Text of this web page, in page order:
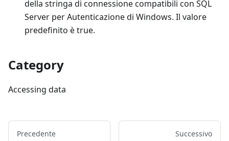
della stringa di connessione compatibili con SQL
Server per Autenticazione di Windows. Il valore
predefinito è true.
Category
Accessing data
Precedente Successivo